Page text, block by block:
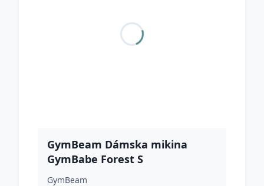
GymBeam Dámska mikina
GymBabe Forest S
GymBeam